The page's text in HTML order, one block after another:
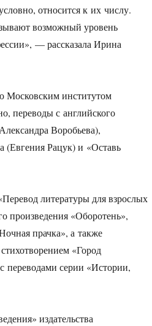
относится к их числу.
возможный уровень
— рассказала Ирина
Московским институтом
переводы с английского
Воробьева),
(Евгения Рацук) и «Оставь
литературы для взрослых
произведения «Оборотень»,
прачка», а также
«Город
серии «Истории,
издательства